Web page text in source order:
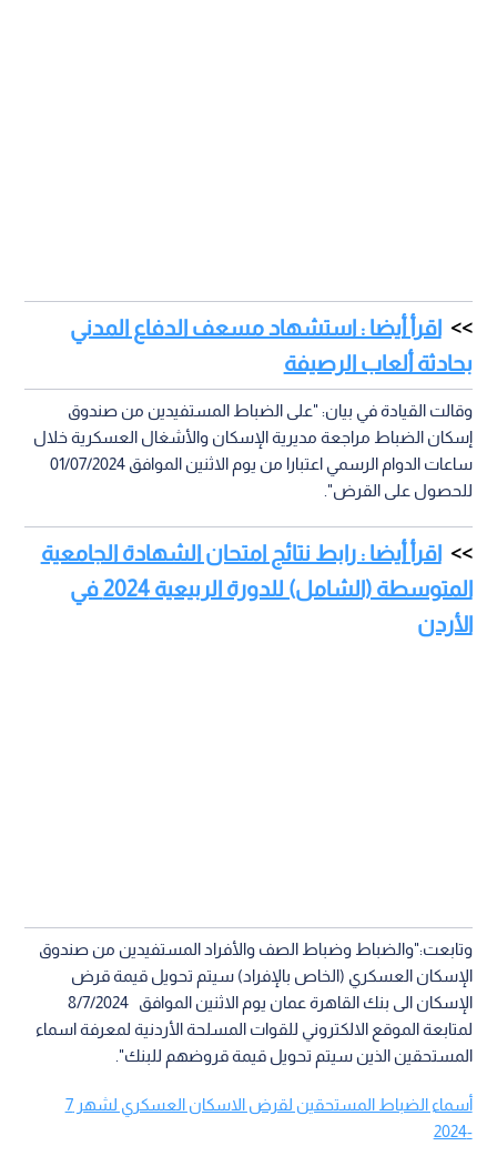
اقرأ أيضا : استشهاد مسعف الدفاع المدني
بحادثة ألعاب الرصيفة
وقالت القيادة في بيان: "على الضباط المستفيدين من صندوق
إسكان الضباط مراجعة مديرية الإسكان والأشغال العسكرية خلال
ساعات الدوام الرسمي اعتبارا من يوم الاثنين الموافق 01/07/2024
للحصول على القرض".
اقرأ أيضا : رابط نتائج امتحان الشهادة الجامعية
المتوسطة (الشامل) للدورة الربيعية 2024 في
الأردن
وتابعت:"والضباط وضباط الصف والأفراد المستفيدين من صندوق
الإسكان العسكري (الخاص بالإفراد) سيتم تحويل قيمة قرض
الإسكان الى بنك القاهرة عمان يوم الاثنين الموافق 8/7/2024
لمتابعة الموقع الالكتروني للقوات المسلحة الأردنية لمعرفة اسماء
المستحقين الذين سيتم تحويل قيمة قروضهم للبنك".
أسماء الضباط المستحقين لقرض الاسكان العسكري لشهر 7
-2024